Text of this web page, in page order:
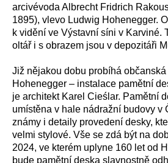
arcivévoda Albrecht Fridrich
1895), vlevo Ludwig Hohenegger.
k vidění ve Výstavní síni v Karviné.
oltář i s obrazem jsou v depozitáři
Již nějakou dobu probíhá občanská
Hohenegger – instalace pamětní
je architekt Karel Cieślar. Pamětní
umístěna v hale nádražní budovy v
známy i detaily provedení desky,
velmi stylové. Vše se zdá být na
2024, ve kterém uplyne 160 let od
bude pamětní deska slavnostně